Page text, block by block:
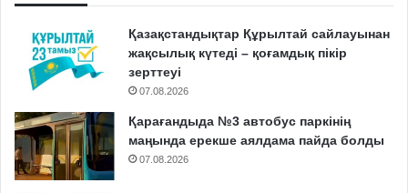
Қазақстандықтар Құрылтай сайлауынан
жақсылық күтеді – қоғамдық пікір
зерттеуі
07.08.2026
Қарағандыда №3 автобус паркінің
маңында ерекше аялдама пайда болды
07.08.2026